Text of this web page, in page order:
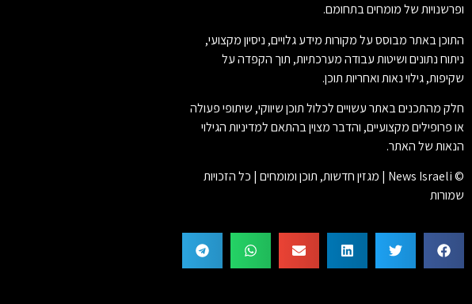
ופרשנויות של מומחים בתחומם.
התוכן באתר מבוסס על מקורות מידע גלויים, ניסיון מקצועי,
ניתוח נתונים ושיטות עבודה מערכתיות, תוך הקפדה על
שקיפות, גילוי נאות ואחריות תוכן.
חלק מהתכנים באתר עשויים לכלול תוכן שיווקי, שיתופי פעולה
או פרופילים מקצועיים, והדבר מצוין בהתאם למדיניות הגילוי
הנאות של האתר.
© News Israeli | מגזין חדשות, תוכן ומומחים | כל הזכויות
שמורות